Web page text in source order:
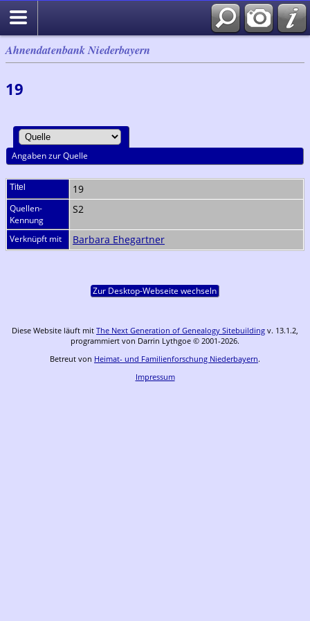
Ahnendatenbank Niederbayern
19
Angaben zur Quelle
Titel 19
Quellen-
Kennung
S2
Verknüpft mit Barbara Ehegartner
Zur Desktop-Webseite wechseln
Diese Website läuft mit The Next Generation of Genealogy Sitebuilding v. 13.1.2,
programmiert von Darrin Lythgoe © 2001-2026.
Betreut von Heimat- und Familienforschung Niederbayern.
Impressum